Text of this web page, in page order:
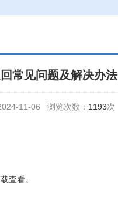
常见问题及解决办法
11-06 浏览次数： 1193次
查看。